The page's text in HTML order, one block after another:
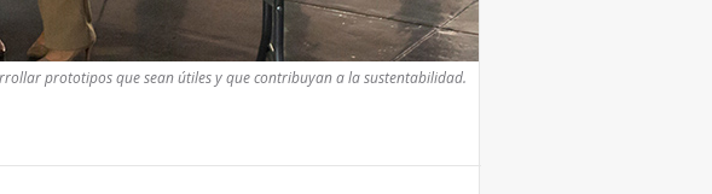
prototipos que sean útiles y que contribuyan a la sustentabilidad.